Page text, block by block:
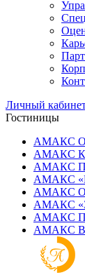
Личный
Гостиницы
АМАКС
АМАКС
АМАКС
АМАКС
АМАКС
АМАКС
АМАКС
АМАКС